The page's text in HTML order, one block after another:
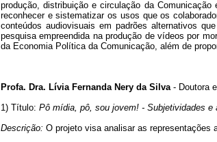
produção, distribuição e circulação da
reconhecer e sistematizar os usos que os
conteúdos audiovisuais em padrões alternativos
pesquisa empreendida na produção de vídeos por
da Economia Política da Comunicação, além de
Profa. Dra. Lívia Fernanda Nery da Silva- Doutora
1) Título: Pô mídia, pô, sou jovem! - Subjetividades
Descrição: O projeto visa analisar as